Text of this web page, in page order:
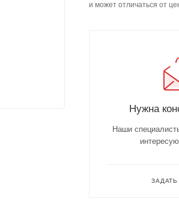
и может отличаться от
Нужна
Наши